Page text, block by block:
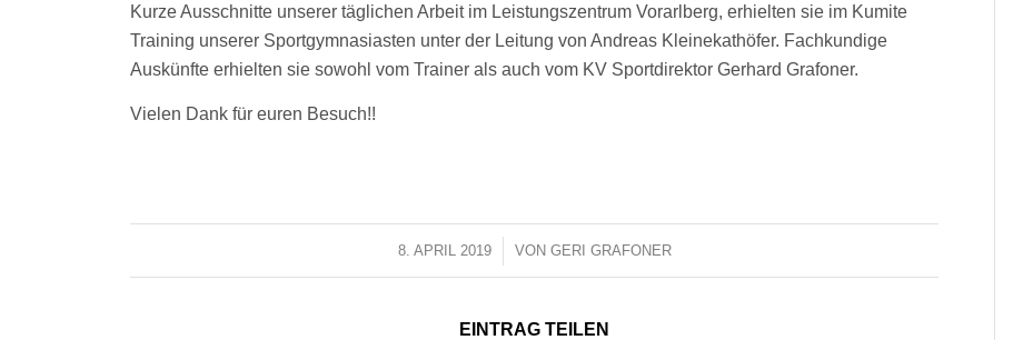
Kurze Ausschnitte unserer täglichen Arbeit im Leistungszentrum Vorarlberg, erhielten sie im Kumite
Training unserer Sportgymnasiasten unter der Leitung von Andreas Kleinekathöfer. Fachkundige
Auskünfte erhielten sie sowohl vom Trainer als auch vom KV Sportdirektor Gerhard Grafoner.
Vielen Dank für euren Besuch!!
8. APRIL 2019
/ VON GERI GRAFONER
EINTRAG TEILEN